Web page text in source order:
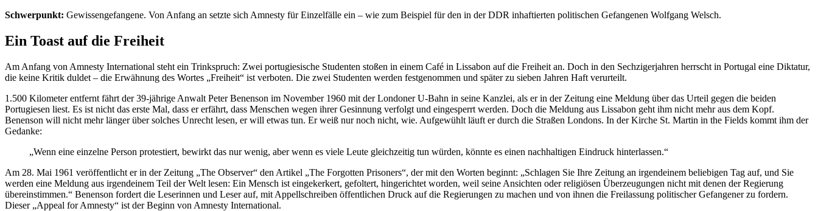
Schwerpunkt: Gewissengefangene. Von Anfang an setzte sich Amnesty für Einzelfälle ein – wie zum Beispiel für den in der DDR inhaftierten politischen Gefangenen Wolfgang Welsch.
Ein Toast auf die Freiheit
Am Anfang von Amnesty International steht ein Trinkspruch: Zwei portugiesische Studenten stoßen in einem Café in Lissabon auf die Freiheit an. Doch in den Sechzigerjahren herrscht in Portugal eine Diktatur,
die keine Kritik duldet – die Erwähnung des Wortes „Freiheit“ ist verboten. Die zwei Studenten werden festgenommen und später zu sieben Jahren Haft verurteilt.
1.500 Kilometer entfernt fährt der 39-jährige Anwalt Peter Benenson im November 1960 mit der Londoner U-Bahn in seine Kanzlei, als er in der Zeitung eine Meldung über das Urteil gegen die beiden
Portugiesen liest. Es ist nicht das erste Mal, dass er erfährt, dass Menschen wegen ihrer Gesinnung verfolgt und eingesperrt werden. Doch die Meldung aus Lissabon geht ihm nicht mehr aus dem Kopf.
Benenson will nicht mehr länger über solches Unrecht lesen, er will etwas tun. Er weiß nur noch nicht, wie. Aufgewühlt läuft er durch die Straßen Londons. In der Kirche St. Martin in the Fields kommt ihm der
Gedanke:
„Wenn eine einzelne Person protestiert, bewirkt das nur wenig, aber wenn es viele Leute gleichzeitig tun würden, könnte es einen nachhaltigen Eindruck hinterlassen.“
Am 28. Mai 1961 veröffentlicht er in der Zeitung „The Observer“ den Artikel „The Forgotten Prisoners“, der mit den Worten beginnt: „Schlagen Sie Ihre Zeitung an irgendeinem beliebigen Tag auf, und Sie
werden eine Meldung aus irgendeinem Teil der Welt lesen: Ein Mensch ist eingekerkert, gefoltert, hingerichtet worden, weil seine Ansichten oder religiösen Überzeugungen nicht mit denen der Regierung
übereinstimmen.“ Benenson fordert die Leserinnen und Leser auf, mit Appellschreiben öffentlichen Druck auf die Regierungen zu machen und von ihnen die Freilassung politischer Gefangener zu fordern.
Dieser „Appeal for Amnesty“ ist der Beginn von Amnesty International.